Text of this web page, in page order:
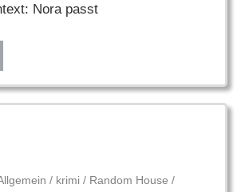
Nora passt
/ krimi / Random House /